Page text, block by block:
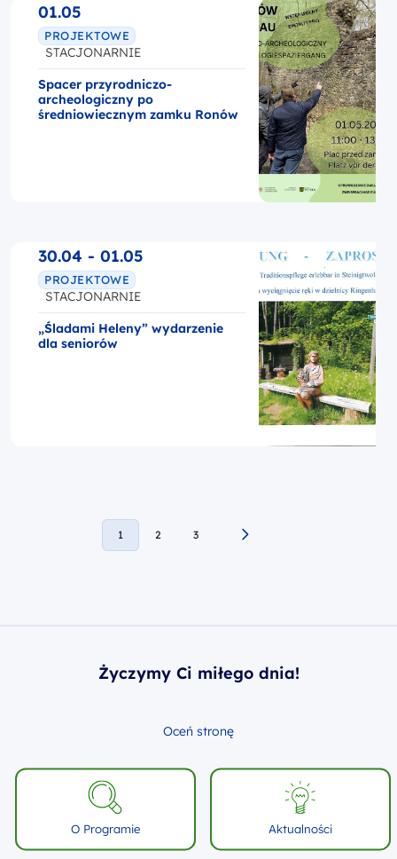
01.05
PROJEKTOWE
STACJONARNIE
Spacer przyrodniczo-
archeologiczny po
średniowiecznym zamku Ronów
30.04 - 01.05
PROJEKTOWE
STACJONARNIE
„Śladami Heleny” wydarzenie
dla seniorów
1 2 3
Życzymy Ci miłego dnia!
Oceń stronę
O Programie Aktualności